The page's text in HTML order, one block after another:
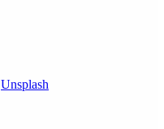
Unsplash